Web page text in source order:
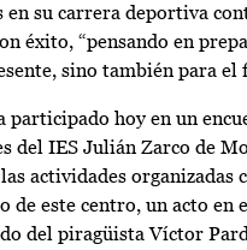
en su carrera deportiva
éxito, “pensando en
sino también para el
participado hoy en un
del IES Julián Zarco de
actividades organizadas
de este centro, un acto en
del piragüista Víctor